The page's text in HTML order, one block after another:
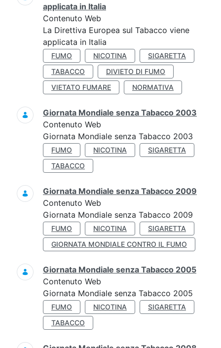
applicata in Italia
Contenuto Web
La Direttiva Europea sul Tabacco viene
applicata in Italia
FUMO NICOTINA
SIGARETTA
TABACCO
DIVIETO DI FUMO
VIETATO FUMARE
NORMATIVA
Giornata Mondiale senza Tabacco 2003
Contenuto Web
Giornata Mondiale senza Tabacco 2003
FUMO NICOTINA
SIGARETTA
TABACCO
Giornata Mondiale senza Tabacco 2009
Contenuto Web
Giornata Mondiale senza Tabacco 2009
FUMO NICOTINA
SIGARETTA
GIORNATA MONDIALE CONTRO IL FUMO
Giornata Mondiale senza Tabacco 2005
Contenuto Web
Giornata Mondiale senza Tabacco 2005
FUMO NICOTINA
SIGARETTA
TABACCO